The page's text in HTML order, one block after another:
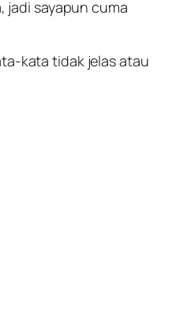
jadi sayapun cuma
kata tidak jelas atau